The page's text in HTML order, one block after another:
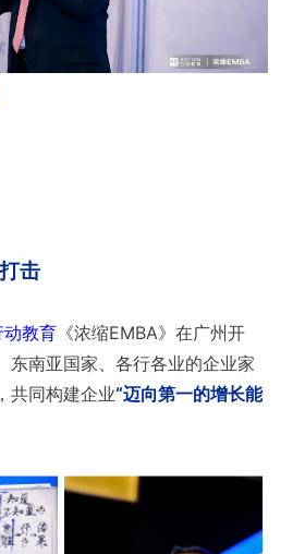
击
动教育《浓缩EMBA》在广州开
东南亚国家、各行各业的企业家
共同构建企业“迈向第一的增长能